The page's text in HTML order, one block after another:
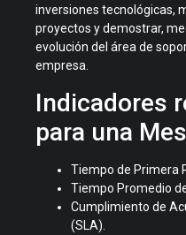
inversiones tecnológicas,
proyectos y demostrar,
evolución del área de
empresa.
Indicadores
para una
Tiempo de Primera
Tiempo Promedio
Cumplimiento de
(SLA).